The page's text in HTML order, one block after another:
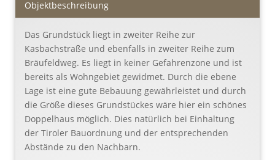
Objekt­beschreibung
Das Grundstück liegt in zweiter Reihe zur
Kasbachstraße und ebenfalls in zweiter Reihe zum
Bräufeldweg. Es liegt in keiner Gefahrenzone und ist
bereits als Wohngebiet gewidmet. Durch die ebene
Lage ist eine gute Bebauung gewährleistet und durch
die Größe dieses Grundstückes wäre hier ein schönes
Doppelhaus möglich. Dies natürlich bei Einhaltung
der Tiroler Bauordnung und der entsprechenden
Abstände zu den Nachbarn.